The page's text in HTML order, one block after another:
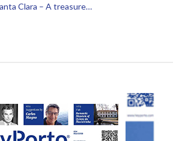
Clara – A treasure…